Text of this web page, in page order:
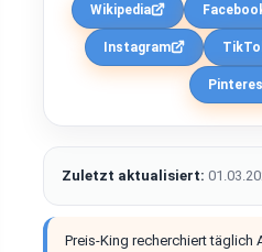
Wikipedia
Instagram
Zuletzt aktualisiert:
Preis-King recherchiert täglich